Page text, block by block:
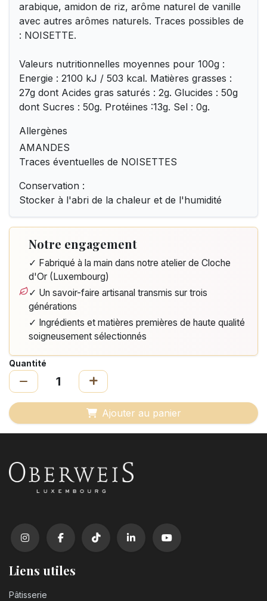
arabique, amidon de riz, arôme naturel de vanille
avec autres arômes naturels. Traces possibles de
: NOISETTE.
Valeurs nutritionnelles moyennes pour 100g :
Energie : 2100 kJ / 503 kcal. Matières grasses :
27g dont Acides gras saturés : 2g. Glucides : 50g
dont Sucres : 50g. Protéines :13g. Sel : 0g.
Allergènes
AMANDES
Traces éventuelles de NOISETTES
Conservation :
Stocker à l'abri de la chaleur et de l'humidité
Notre engagement
✓ Fabriqué à la main dans notre atelier de Cloche
d'Or (Luxembourg)
✓ Un savoir-faire artisanal transmis sur trois
générations
✓ Ingrédients et matières premières de haute qualité
soigneusement sélectionnés
Quantité
Ajouter au panier
Liens utiles
Pâtisserie